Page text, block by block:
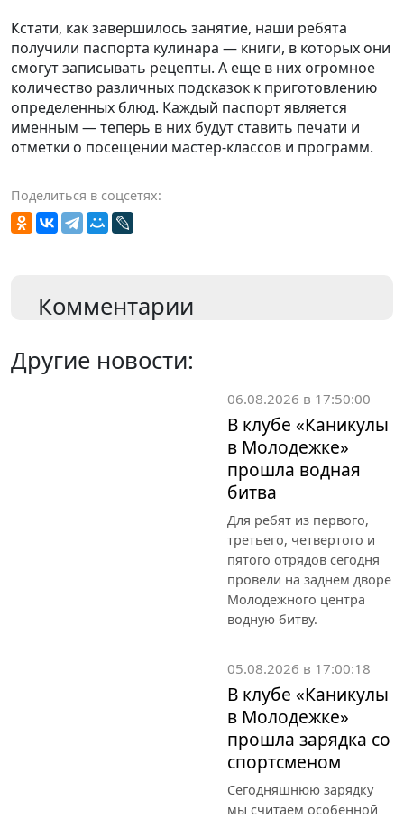
Кстати, как завершилось занятие, наши ребята
получили паспорта кулинара — книги, в которых они
смогут записывать рецепты. А еще в них огромное
количество различных подсказок к приготовлению
определенных блюд. Каждый паспорт является
именным — теперь в них будут ставить печати и
отметки о посещении мастер-классов и программ.
Поделиться в соцсетях:
Комментарии
Другие новости:
06.08.2026 в 17:50:00
В клубе «Каникулы
в Молодежке»
прошла водная
битва
Для ребят из первого,
третьего, четвертого и
пятого отрядов сегодня
провели на заднем дворе
Молодежного центра
водную битву.
05.08.2026 в 17:00:18
В клубе «Каникулы
в Молодежке»
прошла зарядка со
спортсменом
Сегодняшнюю зарядку
мы считаем особенной